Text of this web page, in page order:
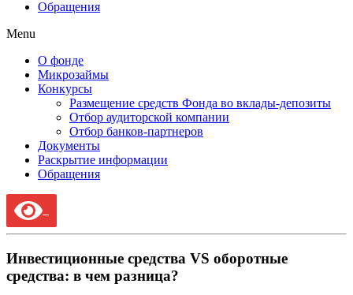
Обращения
Menu
О фонде
Микрозаймы
Конкурсы
Размещение средств Фонда во вклады-депозиты
Отбор аудиторской компании
Отбор банков-партнеров
Документы
Раскрытие информации
Обращения
Инвестиционные средства VS оборотные
средства: в чем разница?